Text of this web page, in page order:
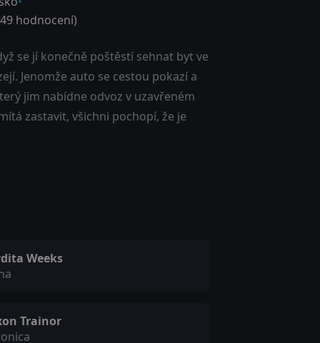
hodnocení)
se jí konečně poštěstí sehnat byt ve
Jenomže auto se cestou pokazí a
jim nabídne odvoz v uzavřeném
zastavit, všichni pochopí, že je
Weeks
Trainor